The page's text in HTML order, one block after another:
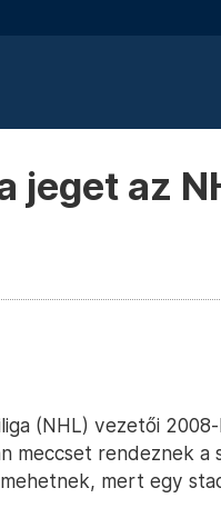
jeget az
(NHL) vezetői
meccset rendeznek a
mert egy